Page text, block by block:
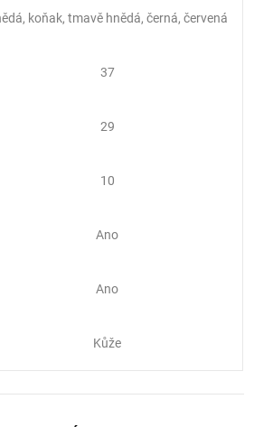
koňak, tmavě hnědá, černá, červená
37
29
10
Ano
Ano
Kůže